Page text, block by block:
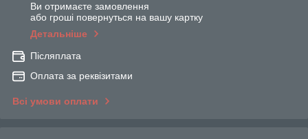
Ви отримаєте замовлення
або гроші повернуться на вашу картку
Детальніше
Післяплата
Оплата за реквізитами
Всі умови оплати